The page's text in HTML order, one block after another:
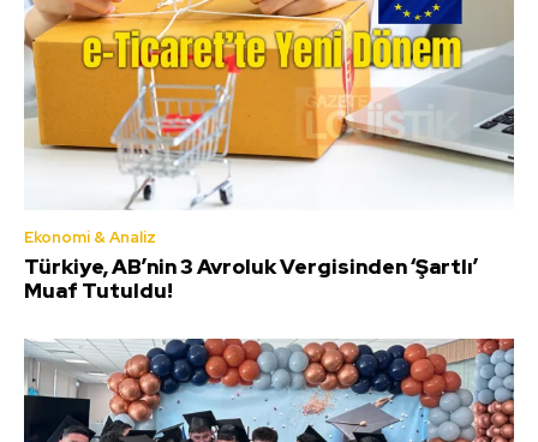
Ekonomi & Analiz
Türkiye, AB’nin 3 Avroluk Vergisinden ‘Şartlı’
Muaf Tutuldu!